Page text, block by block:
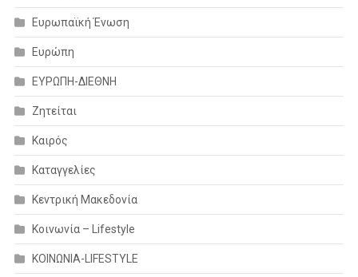
Ευρωπαϊκή Ένωση
Ευρώπη
ΕΥΡΩΠΗ-ΔΙΕΘΝΗ
Ζητείται
Καιρός
Καταγγελίες
Κεντρική Μακεδονία
Κοινωνία – Lifestyle
ΚΟΙΝΩΝΙΑ-LIFESTYLE